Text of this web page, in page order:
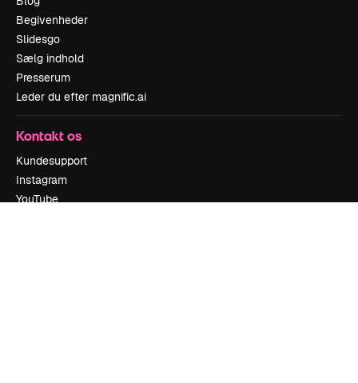
Begivenheder
Slidesgo
Sælg indhold
Presserum
Leder du efter magnific.ai
Kontakt os
Kundesupport
Instagram
YouTube